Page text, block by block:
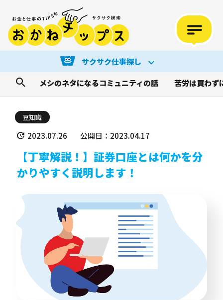
サクサク仕事探し
メシのネタになるコミュニティの話
苦労は買わず
豆知識
2023.07.26 公開日：2023.04.17
【丁寧解説！】証券口座とは何かを分
かりやすく説明します！